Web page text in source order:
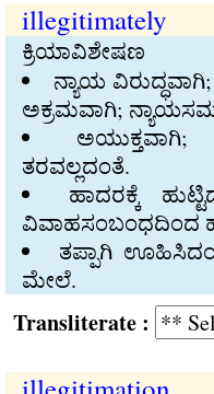
illegitimately
ಕ್ರಿಯಾವಿಶೇಷಣ
ನ್ಯಾಯ
ಅಕ್ರಮವಾಗಿ;
ತರವಲ್ಲದಂತೆ.
ಹಾದರಕ್ಕೆ
ವಿವಾಹಸಂಬಂಧದಿಂದ
ತಪ್ಪಾಗಿ
ಮೇಲೆ.
: